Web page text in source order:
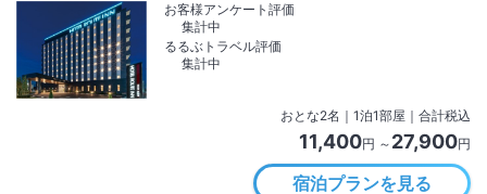
お客様アンケート評価
集計中
るるぶトラベル評価
集計中
おとな2名 ｜ 1泊1部屋｜合計税込
11,400円 ～ 27,900円
宿泊プランを見る